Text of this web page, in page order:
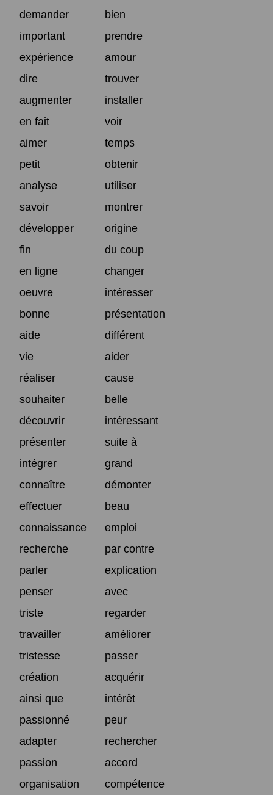
demander
bien
important
prendre
expérience
amour
dire
trouver
augmenter
installer
en fait
voir
aimer
temps
petit
obtenir
analyse
utiliser
savoir
montrer
développer
origine
fin
du coup
en ligne
changer
oeuvre
intéresser
bonne
présentation
aide
différent
vie
aider
réaliser
cause
souhaiter
belle
découvrir
intéressant
présenter
suite à
intégrer
grand
connaître
démonter
effectuer
beau
connaissance
emploi
recherche
par contre
parler
explication
penser
avec
triste
regarder
travailler
améliorer
tristesse
passer
création
acquérir
ainsi que
intérêt
passionné
peur
adapter
rechercher
passion
accord
organisation
compétence